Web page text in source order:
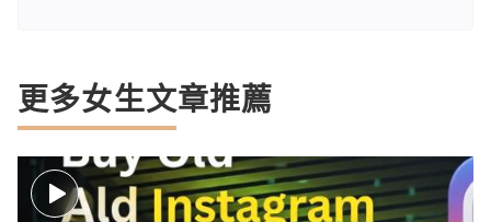
更多女生文章推薦